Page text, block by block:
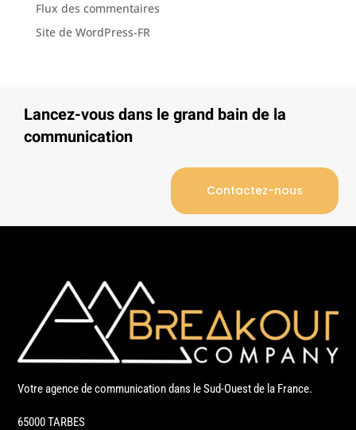
Flux des commentaires
Site de WordPress-FR
Lancez-vous dans le grand bain de la
communication
Contactez-nous
Votre agence de communication dans le Sud-Ouest de la France.
65000 TARBES